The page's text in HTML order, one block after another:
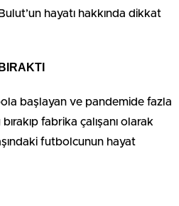
hayatı hakkında dikkat
başlayan ve pandemide fazla
fabrika çalışanı olarak
futbolcunun hayat